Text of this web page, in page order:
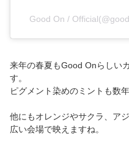
Good On /
来年の春夏もGood Onらしい
す。
ピグメント染めのミントも数
他にもオレンジやサクラ、ア
広い会場で映えますね。